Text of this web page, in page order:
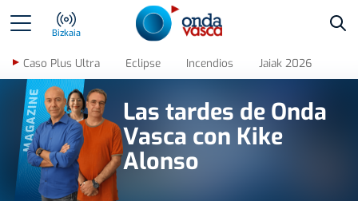
Bizkaia
Caso Plus Ultra Eclipse Incendios Jaiak 2026
MAGAZINE
Las tardes de Onda
Vasca con Kike
Alonso